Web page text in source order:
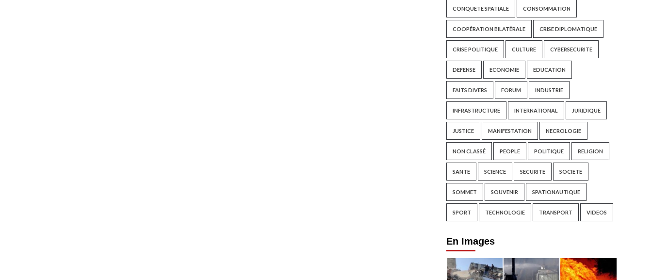
CONQUÊTE SPATIALE CONSOMMATION
COOPÉRATION BILATÉRALE CRISE DIPLOMATIQUE
CRISE POLITIQUE CULTURE CYBERSECURITE
DEFENSE ECONOMIE EDUCATION
FAITS DIVERS FORUM INDUSTRIE
INFRASTRUCTURE INTERNATIONAL JURIDIQUE
JUSTICE MANIFESTATION NECROLOGIE
NON CLASSÉ PEOPLE POLITIQUE RELIGION
SANTE SCIENCE SECURITE SOCIETE
SOMMET SOUVENIR SPATIONAUTIQUE
SPORT TECHNOLOGIE TRANSPORT VIDEOS
En Images